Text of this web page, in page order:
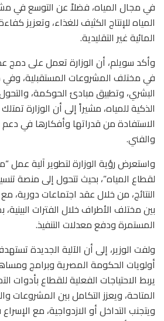
في مجال المياه، فضلاً عن التوسع في
المياه للإنتاج الكثيف للغذاء، وتعزيز
المائية غير التقليدية.
وأكد سويلم، أن الوزارة تعمل على دمج
في مختلف المشروعات المستقبلية، وفي
البشري، وتطبيق مبادئ الحوكمة،
الذكية للمياه، مشيراً إلى أن الوزارة
الاستفادة من قدراتها وأفكارها في
والفني.
واستعرض رؤية الوزارة لتطوير آلية عمل
لقطاع المياه”، بحيث تتحول إلى منصة
النتائج، من خلال عقد اجتماعات دورية،
بين مختلف الأطراف خلال الفترات
المستمرة ودفع معدلات التنفيذ.
ولفت الوزير، إلى أن الآلية الجديدة
أولويات الحكومة المصرية وبرامج
يربط الاحتياجات الفعلية للقطاع بأدوات
المتاحة، ويعزز التكامل بين المشروعات
ويتجنب التداخل أو الازدواجية، مع